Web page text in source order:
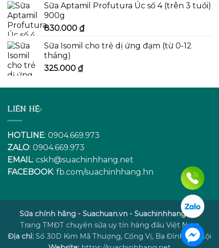
Sữa Aptamil Profutura Úc số 4 (trên 3 tuổi)
900g
830.000 ₫
Sữa Isomil cho trẻ dị ứng đạm (từ 0-12
tháng)
325.000 ₫
LIÊN HỆ:
HOTLINE: 0904.669.973
ZALO: 0904.669.973
EMAIL: cskh@suachinhhang.net
FACEBOOK: fb.com/suachinhhang.hn
Sữa chính hãng - Suachuan.vn - Suachinhhang.net
Trang TMĐT chuyên sữa uy tín hàng đầu Việt Nam
Địa chỉ: Số 30D Kim Mã Thượng, Cống Vị, Ba Đình, Hà Nội